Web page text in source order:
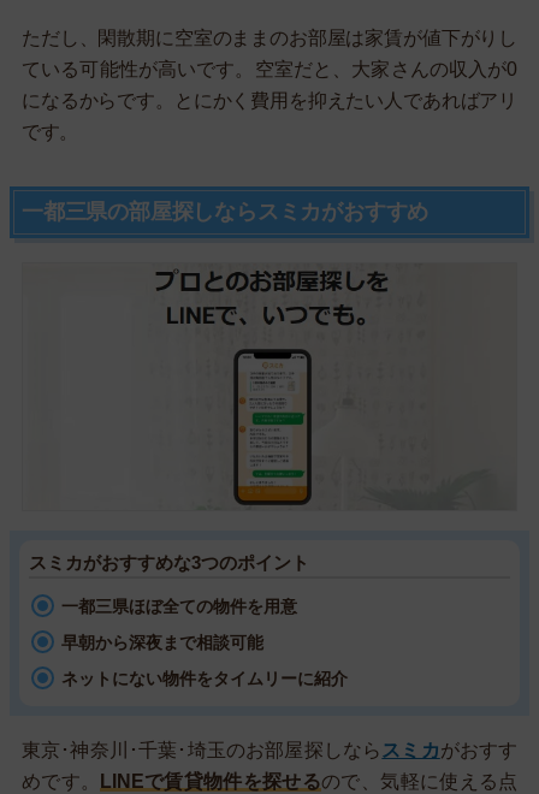
ただし、閑散期に空室のままのお部屋は家賃が値下がりし
ている可能性が高いです。空室だと、大家さんの収入が0
になるからです。とにかく費用を抑えたい人であればアリ
です。
一都三県の部屋探しならスミカがおすすめ
スミカがおすすめな3つのポイント
一都三県ほぼ全ての物件を用意
早朝から深夜まで相談可能
ネットにない物件をタイムリーに紹介
東京･神奈川･千葉･埼玉のお部屋探しなら スミカがおすす
めです。
LINEで賃貸物件を探せるので、気軽に使える点